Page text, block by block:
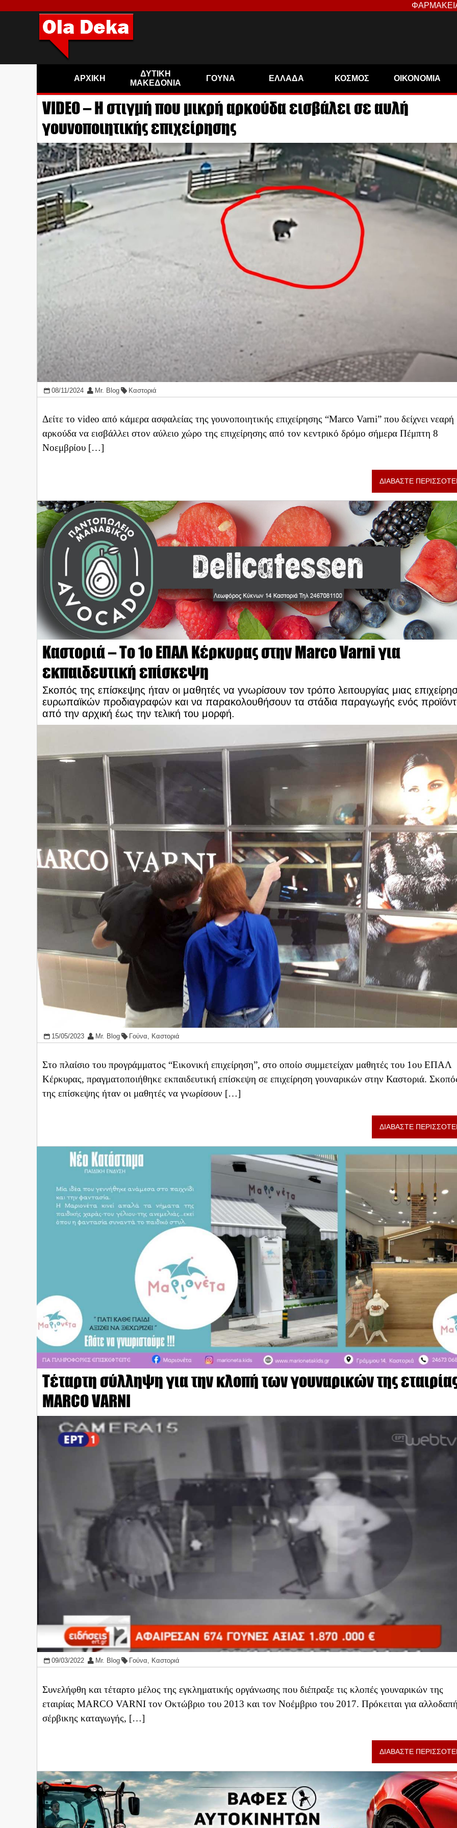
ΑΡΧΙΚΗ
ΔΥΤΙΚΗ
ΜΑΚΕΔΟΝΙΑ
ΓΟΥΝΑ ΕΛΛΑΔΑ ΚΟΣΜΟΣ ΟΙΚΟΝΟΜΙΑ
VIDEO – Η στιγμή που μικρή αρκούδα εισβάλει σε αυλή
γουνοποιητικής επιχείρησης
08/11/2024 Mr. Blog Καστοριά
Δείτε το video από κάμερα ασφαλείας της γουνοποιητικής επιχείρησης “Marco Varni” που δείχνει νεαρή
αρκούδα να εισβάλλει στον αύλειο χώρο της επιχείρησης από τον κεντρικό δρόμο σήμερα Πέμπτη 8
Νοεμβρίου […]
ΔΙΑΒΑΣΤΕ
Καστοριά – Το 1ο ΕΠΑΛ Κέρκυρας στην Marco Varni για
εκπαιδευτική επίσκεψη
Σκοπός της επίσκεψης ήταν οι μαθητές να γνωρίσουν τον τρόπο λειτουργίας μιας
ευρωπαϊκών προδιαγραφών και να παρακολουθήσουν τα στάδια παραγωγής ενός
από την αρχική έως την τελική του μορφή.
15/05/2023 Mr. Blog Γούνα Καστοριά
Στο πλαίσιο του προγράμματος “Εικονική επιχείρηση”, στο οποίο συμμετείχαν μαθητές του 1ου ΕΠΑΛ
Κέρκυρας, πραγματοποιήθηκε εκπαιδευτική επίσκεψη σε επιχείρηση γουναρικών στην Καστοριά.
της επίσκεψης ήταν οι μαθητές να γνωρίσουν […]
ΔΙΑΒΑΣΤΕ
Τέταρτη σύλληψη για την κλοπή των γουναρικών της
MARCO VARNI
09/03/2022 Mr. Blog Γούνα, Καστοριά
Συνελήφθη και τέταρτο μέλος της εγκληματικής οργάνωσης που διέπραξε τις κλοπές γουναρικών της
εταιρίας MARCO VARNI τον Οκτώβριο του 2013 και τον Νοέμβριο του 2017. Πρόκειται για
σέρβικης καταγωγής, […]
ΔΙΑΒΑΣΤΕ